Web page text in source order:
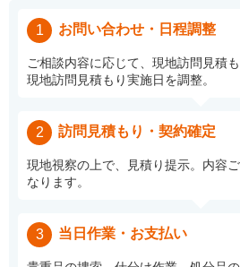
1 お問い合わせ・日程調整
ご相談内容に応じて、現地訪問見積
現地訪問見積もり実施日を調整。
2 訪問見積もり・契約確定
現地視察の上で、見積り提示。内容
なります。
3 当日作業・お支払い